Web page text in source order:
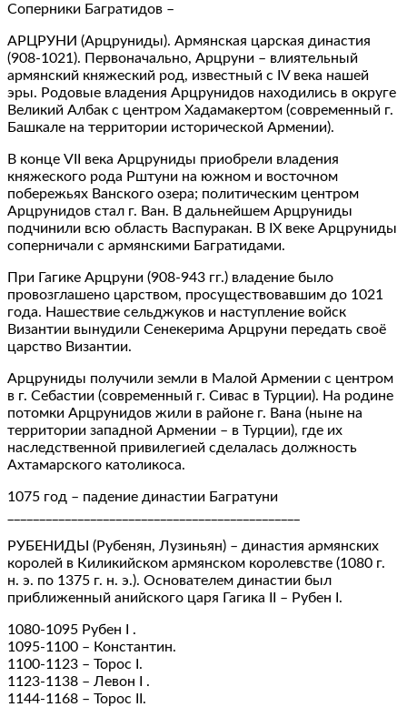
Соперники Багратидов –
АРЦРУНИ (Арцруниды). Армянская царская династия
(908-1021). Первоначально, Арцруни – влиятельный
армянский княжеский род, известный с IV века нашей
эры. Родовые владения Арцрунидов находились в округе
Великий Албак с центром Хадамакертом (современный г.
Башкале на территории исторической Армении).
В конце VII века Арцруниды приобрели владения
княжеского рода Рштуни на южном и восточном
побережьях Ванского озера; политическим центром
Арцрунидов стал г. Ван. В дальнейшем Арцруниды
подчинили всю область Васпуракан. В IX веке Арцруниды
соперничали с армянскими Багратидами.
При Гагике Арцруни (908-943 гг.) владение было
провозглашено царством, просуществовавшим до 1021
года. Нашествие сельджуков и наступление войск
Византии вынудили Сенекерима Арцруни передать своё
царство Византии.
Арцруниды получили земли в Малой Армении с центром
в г. Себастии (современный г. Сивас в Турции). На родине
потомки Арцрунидов жили в районе г. Вана (ныне на
территории западной Армении – в Турции), где их
наследственной привилегией сделалась должность
Ахтамарского католикоса.
1075 год – падение династии Багратуни
РУБЕНИДЫ (Рубенян, Лузиньян) – династия армянских
королей в Киликийском армянском королевстве (1080 г.
н. э. по 1375 г. н. э.). Основателем династии был
приближенный анийского царя Гагика II – Рубен I.
1080-1095 Рубен I .
1095-1100 – Константин.
1100-1123 – Торос I.
1123-1138 – Левон I .
1144-1168 – Торос II.